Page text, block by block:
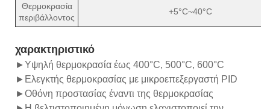
Θερμοκρασία
περιβάλλοντος
+5°C~40°C
χαρακτηριστικό
►Υψηλή θερμοκρασία έως 400°C, 500°C, 600°C
►Ελεγκτής θερμοκρασίας με μικροεπεξεργαστή PID
►Οθόνη προστασίας έναντι της θερμοκρασίας